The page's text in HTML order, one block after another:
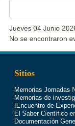
Jueves 04 Junio
No se encontraron
Sitios
Memorias Jornadas
Memorias de
IEncuentro de
El Saber Científico
Documentación